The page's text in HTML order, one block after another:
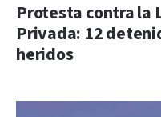
Protesta contra la
Privada: 12
heridos